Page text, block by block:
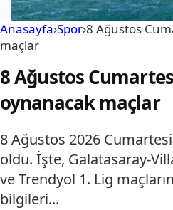
Anasayfa›Spor›8 Ağustos
maçlar
8 Ağustos
oynanacak maçlar
8 Ağustos 2026
oldu. İşte, Galatasaray-
ve Trendyol 1. Lig
bilgileri...